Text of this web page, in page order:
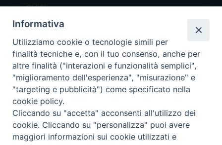
Chi Siamo
Redazione
Scrivici
Copyright © 2019 - Tutti i diritti riservati - Vita
Trentina Editrice
Privacy Policy
Informativa
Utilizziamo cookie o tecnologie simili per
finalità tecniche e, con il tuo consenso, anche per
altre finalità ("interazioni e funzionalità semplici",
"miglioramento dell'esperienza", "misurazione" e
"targeting e pubblicità") come specificato nella
cookie policy.
Cliccando su "accetta" acconsenti all'utilizzo dei
cookie. Cliccando su "personalizza" puoi avere
maggiori informazioni sui cookie utilizzati e